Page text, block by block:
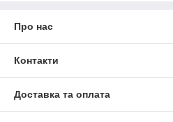
Про нас
Контакти
Доставка та оплата